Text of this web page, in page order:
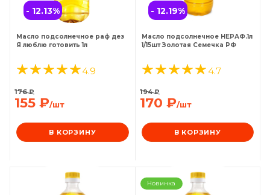
- 12.13%
Масло подсолнечное раф дез
Я люблю готовить 1л
4.9
155 ₽/шт
176₽
В КОРЗИНУ
- 12.19%
Масло подсолнечное НЕРАФ.1л
1/15шт Золотая Семечка РФ
4.7
170 ₽/шт
194₽
В КОРЗИНУ
Новинка